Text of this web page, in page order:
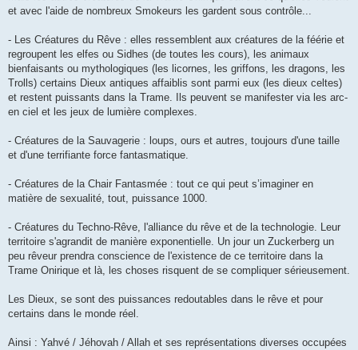
et avec l'aide de nombreux Smokeurs les gardent sous contrôle...
- Les Créatures du Rêve : elles ressemblent aux créatures de la féérie et
regroupent les elfes ou Sidhes (de toutes les cours), les animaux
bienfaisants ou mythologiques (les licornes, les griffons, les dragons, les
Trolls) certains Dieux antiques affaiblis sont parmi eux (les dieux celtes)
et restent puissants dans la Trame. Ils peuvent se manifester via les arc-
en ciel et les jeux de lumière complexes.
- Créatures de la Sauvagerie : loups, ours et autres, toujours d'une taille
et d'une terrifiante force fantasmatique.
- Créatures de la Chair Fantasmée : tout ce qui peut s’imaginer en
matière de sexualité, tout, puissance 1000.
- Créatures du Techno-Rêve, l'alliance du rêve et de la technologie. Leur
territoire s'agrandit de manière exponentielle. Un jour un Zuckerberg un
peu rêveur prendra conscience de l'existence de ce territoire dans la
Trame Onirique et là, les choses risquent de se compliquer sérieusement.
Les Dieux, se sont des puissances redoutables dans le rêve et pour
certains dans le monde réel.
Ainsi : Yahvé / Jéhovah / Allah et ses représentations diverses occupées